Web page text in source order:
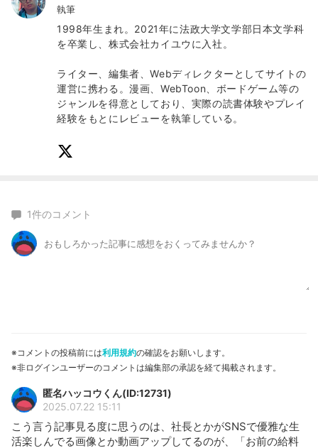
執筆
1998年生まれ。2021年に法政大学文学部日本文学科
を卒業し、株式会社カイユウに入社。
ライター、編集者、Webディレクターとしてサイトの
運営に携わる。漫画、WebToon、ボードゲーム等の
ジャンルを得意としており、実際の読書体験やプレイ
経験をもとにレビューを執筆している。
1件のコメント
※コメントの投稿前には利用規約の確認をお願いします。
※非ログインユーザーのコメントは編集部の承認を経て掲載されます。
匿名ハッコウくん(ID:12731)
2025.07.22 15:11
こう言う記事見る度に思うのは、社長とかがSNSで優雅な生
活楽しんでる画像とか動画アップしてるのが、「お前の給料